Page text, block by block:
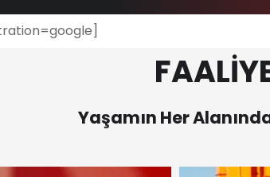
Yaşamın Her